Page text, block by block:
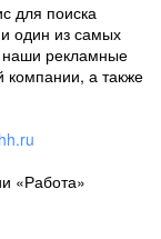
для поиска
один из самых
наши рекламные
а также
«Работа»